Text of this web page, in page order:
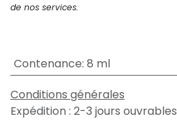
de nos services.
Contenance: 8 ml
Conditions générales
Expédition : 2-3 jours ouvrables